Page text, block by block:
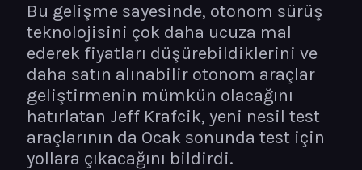
Bu gelişme sayesinde, otonom sürüş
teknolojisini çok daha ucuza mal
ederek fiyatları düşürebildiklerini ve
daha satın alınabilir otonom araçlar
geliştirmenin mümkün olacağını
hatırlatan Jeff Krafcik, yeni nesil test
araçlarının da Ocak sonunda test için
yollara çıkacağını bildirdi.